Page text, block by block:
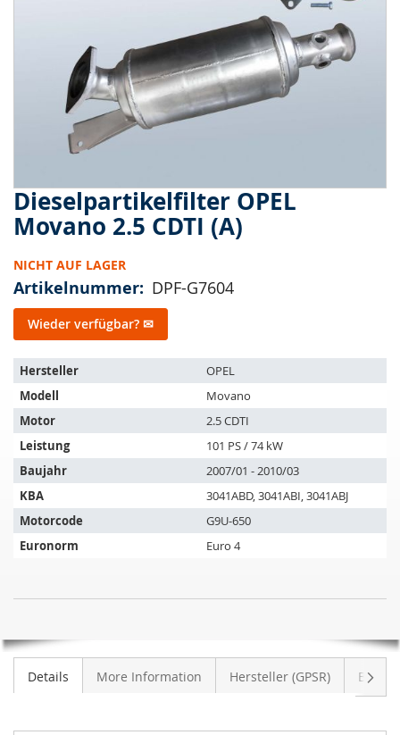
Dieselpartikelfilter OPEL
Movano 2.5 CDTI (A)
NICHT AUF LAGER
Artikelnummer DPF-G7604
Wieder verfügbar? ✉
Der
Artikel
passt
auf
folgende
Fahrzeuge:
Hersteller
OPEL
Modell
Movano
Motor
2.5 CDTI
Leistung
101 PS / 74 kW
Baujahr
2007/01 - 2010/03
KBA
3041ABD, 3041ABI, 3041ABJ
Motorcode
G9U-650
Euronorm
Euro 4
Movano
2.5
CDTI
LAGER
Zum
Anfang
der
springen
Details More Information Hersteller (GPSR)